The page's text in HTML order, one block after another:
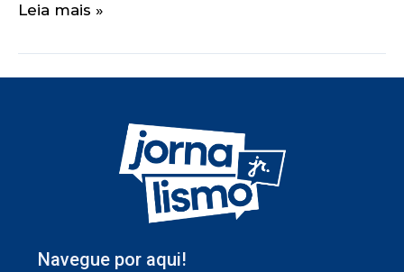
Leia mais »
Navegue por aqui!